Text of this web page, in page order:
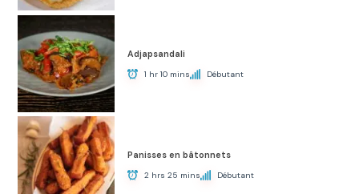
Adjapsandali
1 hr 10 mins Débutant
Panisses en bâtonnets
2 hrs 25 mins Débutant